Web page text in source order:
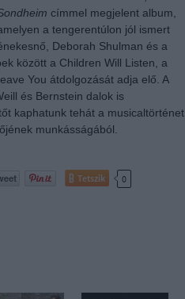
címmel megjelent album,
a tengerentúlon jól ismert
Deborah Shulman és a
között a Children Will Listen, a
You átdolgozását adja elő. A
és Bernstein dalok is
kaphatunk tehát a musicaltörténet
munkásságából.
Tetszik 0